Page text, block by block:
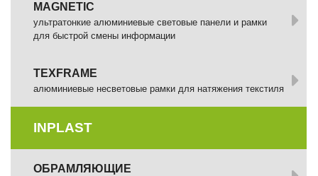
MAGNETIC
ультратонкие алюминиевые световые панели и рамки
для быстрой смены информации
TEXFRAME
алюминиевые несветовые рамки для натяжения текстиля
INPLAST
ОБРАМЛЯЮЩИЕ